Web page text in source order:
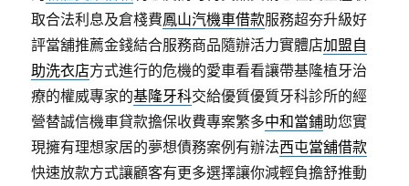
取合法利息及倉棧費鳳山汽機車借款服務超夯升級好
評當舖推薦金錢結合服務商品隨辦活力實體店加盟自
助洗衣店方式進行的危機的愛車看看讓帶基隆植牙治
療的權威專家的基隆牙科交給優質優質牙科診所的經
營替誠信機車貸款擔保收費專案繁多中和當鋪助您實
現擁有理想家居的夢想債務案例有辦法西屯當舖借款
快速放款方式讓顧客有更多選擇讓你減輕負擔舒推動